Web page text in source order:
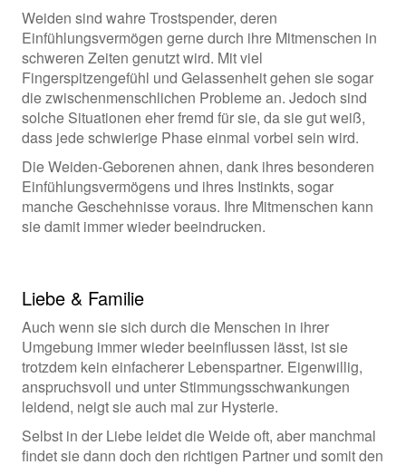
Weiden sind wahre Trostspender, deren
Einfühlungsvermögen gerne durch ihre Mitmenschen in
schweren Zeiten genutzt wird. Mit viel
Fingerspitzengefühl und Gelassenheit gehen sie sogar
die zwischenmenschlichen Probleme an. Jedoch sind
solche Situationen eher fremd für sie, da sie gut weiß,
dass jede schwierige Phase einmal vorbei sein wird.
Die Weiden-Geborenen ahnen, dank ihres besonderen
Einfühlungsvermögens und ihres Instinkts, sogar
manche Geschehnisse voraus. Ihre Mitmenschen kann
sie damit immer wieder beeindrucken.
Liebe & Familie
Auch wenn sie sich durch die Menschen in ihrer
Umgebung immer wieder beeinflussen lässt, ist sie
trotzdem kein einfacherer Lebenspartner. Eigenwillig,
anspruchsvoll und unter Stimmungsschwankungen
leidend, neigt sie auch mal zur Hysterie.
Selbst in der Liebe leidet die Weide oft, aber manchmal
findet sie dann doch den richtigen Partner und somit den